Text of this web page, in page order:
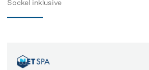
Sockel inklusive